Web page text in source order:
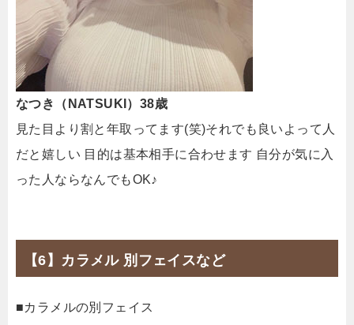
なつき（NATSUKI）38歳
見た目より割と年取ってます(笑)それでも良いよって人
だと嬉しい 目的は基本相手に合わせます 自分が気に入
った人ならなんでもOK♪
【6】カラメル 別フェイスなど
■カラメルの別フェイス